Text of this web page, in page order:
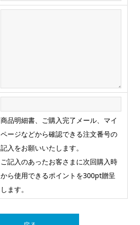
商品明細書、ご購入完了メール、マイ
ページなどから確認できる注文番号の
記入をお願いいたします。
ご記入のあったお客さまに次回購入時
から使用できるポイントを300pt贈呈
します。